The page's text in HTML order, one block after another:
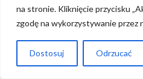
na stronie. Kliknięcie przycisku
zgodę na wykorzystywanie przez
Dostosuj Odrzucać
Wiadomości